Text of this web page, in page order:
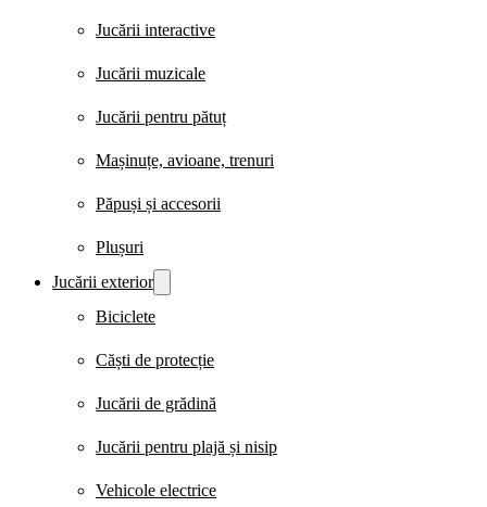
Jucării interactive
Jucării muzicale
Jucării pentru pătuț
Mașinuțe, avioane, trenuri
Păpuși și accesorii
Plușuri
Jucării exterior
Biciclete
Căști de protecție
Jucării de grădină
Jucării pentru plajă și nisip
Vehicole electrice